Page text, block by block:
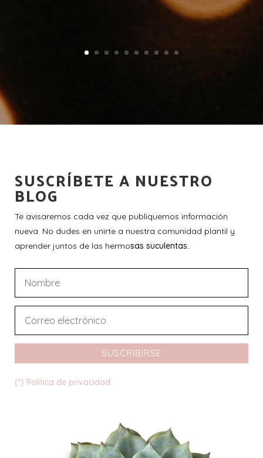
SUSCRÍBETE A NUESTRO
BLOG
Te avisaremos cada vez que publiquemos información
nueva. No dudes en unirte a nuestra comunidad plantil y
aprender juntos de las hermosas suculentas.
SUSCRIBIRSE
(*) Política de privacidad.